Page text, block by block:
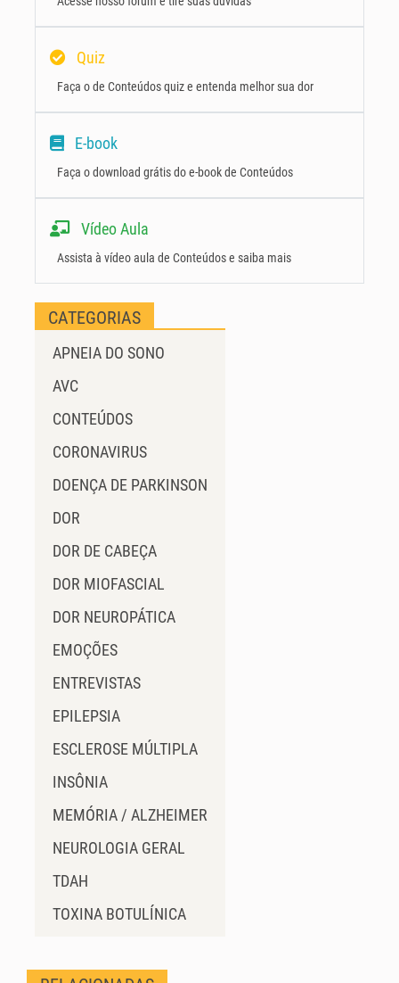
Quiz
Faça o de Conteúdos quiz e entenda melhor sua dor
E-book
Faça o download grátis do e-book de Conteúdos
Vídeo Aula
Assista à vídeo aula de Conteúdos e saiba mais
CATEGORIAS
APNEIA DO SONO
AVC
CONTEÚDOS
CORONAVIRUS
DOENÇA DE PARKINSON
DOR
DOR DE CABEÇA
DOR MIOFASCIAL
DOR NEUROPÁTICA
EMOÇÕES
ENTREVISTAS
EPILEPSIA
ESCLEROSE MÚLTIPLA
INSÔNIA
MEMÓRIA / ALZHEIMER
NEUROLOGIA GERAL
TDAH
TOXINA BOTULÍNICA